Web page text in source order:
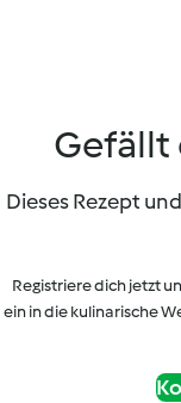
Gefällt
Dieses Rezept
Registriere dich jetzt
ein in die kulinarische